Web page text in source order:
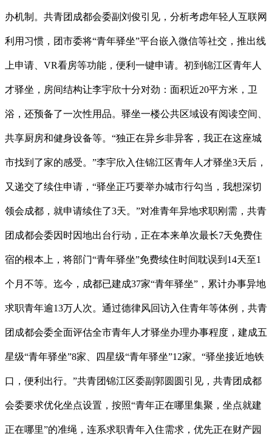
办机制。共青团成都会委副刘俊引见，分析考虑年轻人互联网
利用习惯，团市委将“青年驿坐”平台嵌入微信等社交，推出线
上申请、VR看房等功能，便利一键申请。初到锦江区青年人
才驿坐，房间结构让李宇欣十分对劲：面积近20平方米，卫
浴，还预备了一次性用品。驿坐一楼公共区域设有阅读空间、
共享厨房和健身设备等。“独正在异乡非异客，我正在这座城
市找到了家的感受。”李宇欣入住锦江区青年人才驿坐3天后，
又递交了续住申请，“驿坐正巧要举办城市行勾当，我想深切
领会成都，就申请续住了3天。”对准青年异地求职刚需，共青
团成都会委因时因地出台行动，正在本来单次最长7天免费住
宿的根本上，将部门“青年驿坐”免费续住时间耽误到14天至1
个月不等。迄今，成都已建成37家“青年驿坐”，累计办事异地
求职青年逾13万人次。通过德律风回访入住青年等体例，共青
团成都会委全面评估全市青年人才驿坐办理办事程度，建成五
星级“青年驿坐”8家、四星级“青年驿坐”12家。“驿坐接近地铁
口，便利出行。”共青团锦江区委副郭圆圆引见，共青团成都
会委要求优化坐点设置，按照“青年正在哪里集聚，坐点就建
正在哪里”的准绳，连系求职青年入住需求，优先正在财产园